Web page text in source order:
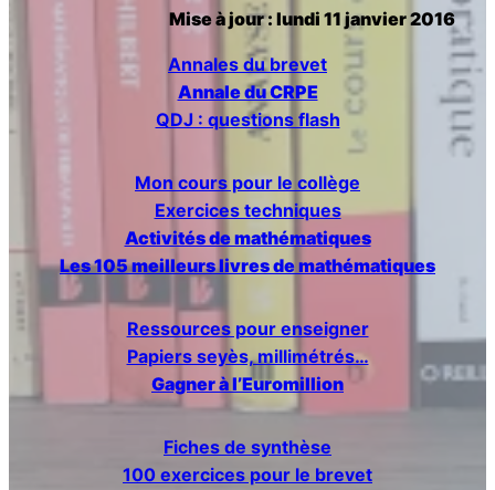
Mise à jour : lundi 11 janvier 2016
Annales du brevet
Annale du CRPE
QDJ : questions flash
Mon cours pour le collège
Exercices techniques
Activités de mathématiques
Les 105 meilleurs livres de mathématiques
Ressources pour enseigner
Papiers seyès, millimétrés…
Gagner à l’Euromillion
Fiches de synthèse
100 exercices pour le brevet